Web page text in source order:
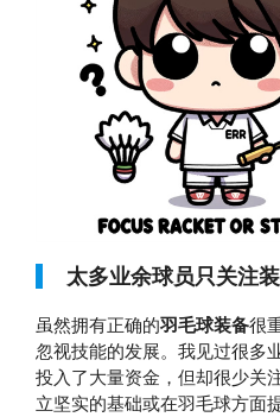
太多业余球员只关注
虽然拥有正确的羽毛球装备很
忽视技能的发展。我见过很多
投入了大量资金，但却很少关
立坚实的基础或在羽毛球方面